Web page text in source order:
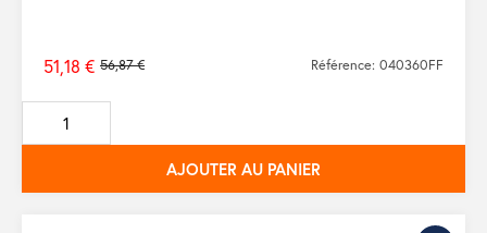
Prix
de
base
56,87 €
51,18 € Référence: 040360FF
AJOUTER AU PANIER